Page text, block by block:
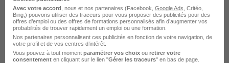
Voir l’offre
il y a 28 jours
Avec votre accord , nous et nos partenaires (Facebook, Google Ads , Critéo,
Bing,) pouvons utiliser des traceurs pour vous proposer des publicités pour des
offres d’emploi ou des offres de formations personnalisés afin d’augmenter vos
probabilités de trouver rapidement un emploi ou une formation.
Nos partenaires personnalisent ces publicités en fonction de votre navigation, de
votre profil et de vos centres d’intérêt.
Vous pouvez à tout moment paramétrer vos choix ou retirer votre
consentement en cliquant sur le lien "Gérer les traceurs" en bas de page.